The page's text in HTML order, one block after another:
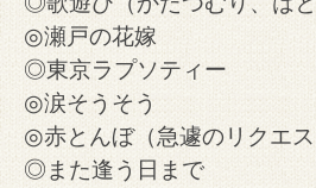
◎瀬戸の花嫁
◎東京ラプソティー
◎涙そうそう
◎赤とんぼ（急遽のリクエス
◎また逢う日まで